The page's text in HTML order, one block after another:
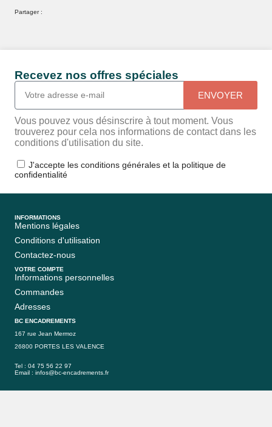
Partager :
Recevez nos offres spéciales
Vous pouvez vous désinscrire à tout moment. Vous
trouverez pour cela nos informations de contact dans les
conditions d'utilisation du site.
J'accepte les conditions générales et la politique de
confidentialité
ENVOYER
INFORMATIONS
Mentions légales
Conditions d'utilisation
Contactez-nous
VOTRE COMPTE
Informations personnelles
Commandes
Adresses
BC ENCADREMENTS
167 rue Jean Mermoz
26800 PORTES LES VALENCE
Tel : 04 75 56 22 97
Email : infos@bc-encadrements.fr